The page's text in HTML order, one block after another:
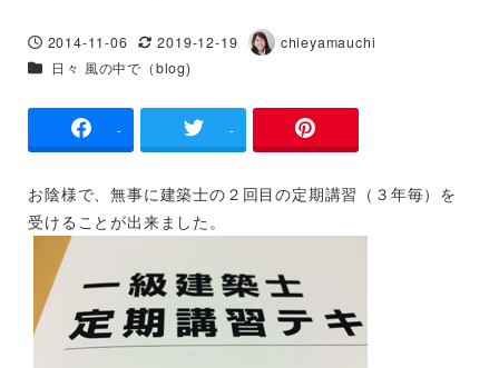
投稿日
2014-11-06
更新日
2019-12-19
著
chieyamauchi
カテゴリー
日々 風の中で（blog)
- -
お陰様で、無事に建築士の２回目の定期講習（３年毎）を
受けることが出来ました。